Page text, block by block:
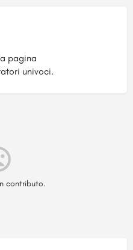
pagina
univoci.
contributo.